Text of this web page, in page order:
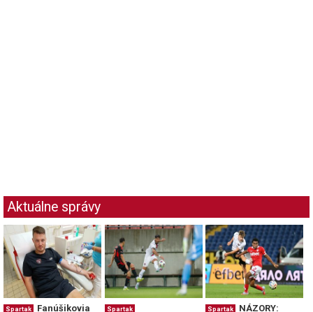
Aktuálne správy
Spartak
Fanúšikovia
Spartak Spartak
NÁZORY: